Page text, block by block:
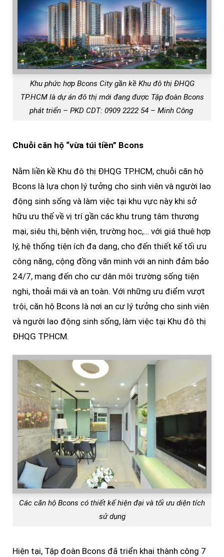
Khu phức hợp Bcons City gần kề Khu đô thị ĐHQG
TP.HCM là dự án đô thị mới đang được Tập đoàn Bcons
phát triển – PKD CDT: 0909 2222 54 – Minh Công
Chuỗi căn hộ “vừa túi tiền” Bcons
Nằm liền kề Khu đô thị ĐHQG TP.HCM, chuỗi căn hộ
Bcons là lựa chọn lý tưởng cho sinh viên và người lao
động sinh sống và làm việc tại khu vực này khi sở
hữu ưu thế về vị trí gần các khu trung tâm thương
mại, siêu thị, bệnh viện, trường học,… với giá thuê hợp
lý, hệ thống tiện ích đa dạng, cho đến thiết kế tối ưu
công năng, cộng đồng văn minh với an ninh đảm bảo
24/7, mang đến cho cư dân môi trường sống tiện
nghi, thoải mái và an toàn. Với những ưu điểm vượt
trội, căn hộ Bcons là nơi an cư lý tưởng cho sinh viên
và người lao động sinh sống, làm việc tại Khu đô thị
ĐHQG TP.HCM.
Các căn hộ Bcons có thiết kế hiện đại và tối ưu diện tích
sử dụng
Hiện tại, Tập đoàn Bcons đã triển khai thành công 7